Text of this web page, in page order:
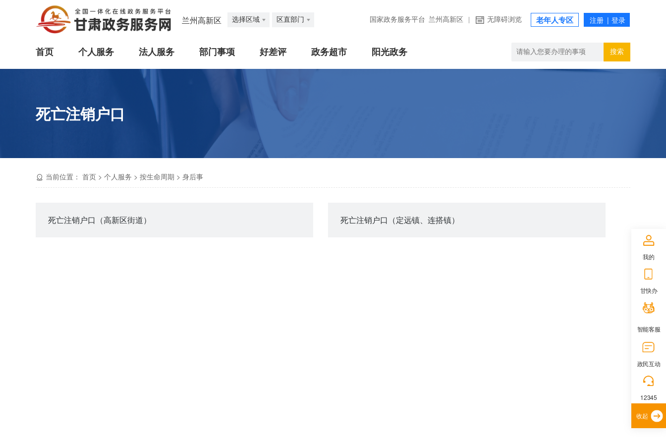
兰州高新区 选择区域 区直部门 国家政务服务平台 兰州高新区 无障碍浏览 老年人专区
首页 个人服务 法人服务 部门事项 好差评 政务超市 阳光政务 搜索
死亡注销户口
当前位置： 首页 > 个人服务 > 按生命周期 > 身后事
死亡注销户口（高新区街道） 死亡注销户口（定远镇、连搭镇）
我的
甘快办
智能客服
政民互动
12345
收起